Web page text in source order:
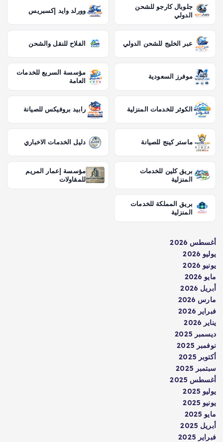
جلوبال كارجو للشحن
الدولي
وورلد وايد إكسبريس
عبر الخليج للشحن الدولي الفلاح للنقل والشحن
موفرز السعودية
مؤسسة السريع للخدمات
العامة
الكوثر للخدمات المنزلية رابيد بروفيكس للصيانة
ماستر كينج للصيانة دليل الخدمات الاخباري
بريق كلين للخدمات
المنزلية
مؤسسة إعمار المريم
للمقاولات
بريق المملكة للخدمات
المنزلية
أغسطس 2026
يوليو 2026
يونيو 2026
مايو 2026
أبريل 2026
مارس 2026
فبراير 2026
يناير 2026
ديسمبر 2025
نوفمبر 2025
أكتوبر 2025
سبتمبر 2025
أغسطس 2025
يوليو 2025
يونيو 2025
مايو 2025
أبريل 2025
فبراير 2025